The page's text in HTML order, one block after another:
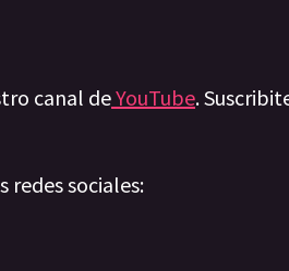
canal deYouTube.
redes sociales: